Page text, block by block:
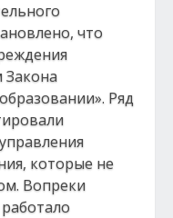
что
Закона
Ряд
которые не
Вопреки